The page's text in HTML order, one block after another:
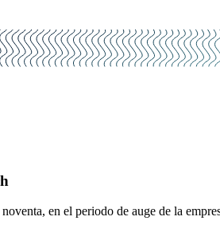
en el periodo de auge de la